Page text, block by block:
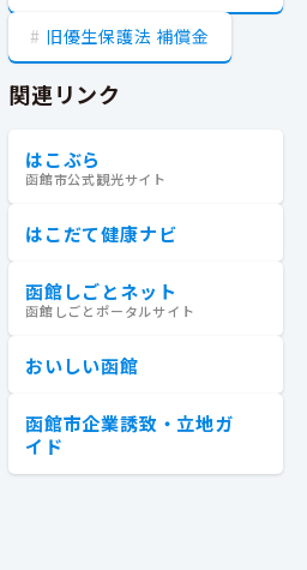
旧優生保護法 補償金
関連リンク
はこぶら
函館市公式観光サイト
はこだて健康ナビ
函館しごとネット
函館しごとポータルサイト
おいしい函館
函館市企業誘致・立地ガ
イド